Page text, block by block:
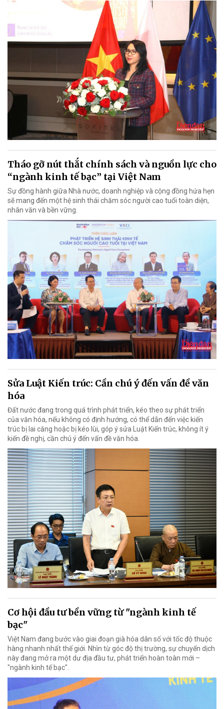
Tháo gỡ nút thắt chính sách và nguồn lực cho
“ngành kinh tế bạc” tại Việt Nam
Sự đồng hành giữa Nhà nước, doanh nghiệp và cộng đồng hứa hẹn
sẽ mang đến một hệ sinh thái chăm sóc người cao tuổi toàn diện,
nhân văn và bền vững.
Sửa Luật Kiến trúc: Cần chú ý đến vấn đề văn
hóa
Đất nước đang trong quá trình phát triển, kéo theo sự phát triển
của văn hóa, nếu không có định hướng, có thể dẫn đến việc kiến
trúc bị lai căng hoặc bị kéo lùi, góp ý sửa Luật Kiến trúc, không ít ý
kiến đề nghị, cần chú ý đến vấn đề văn hóa.
Cơ hội đầu tư bền vững từ "ngành kinh tế
bạc"
Việt Nam đang bước vào giai đoạn già hóa dân số với tốc độ thuộc
hàng nhanh nhất thế giới. Nhìn từ góc độ thị trường, sự chuyển dịch
này đang mở ra một dư địa đầu tư, phát triển hoàn toàn mới –
"ngành kinh tế bạc".